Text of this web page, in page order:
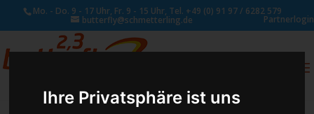
Ihre Privatsphäre ist uns
Mo. - Do. 9 - 17 Uhr, Fr. 9 - 15 Uhr, Tel. +49 (0) 91 97 / 6282 579
butterfly@schmetterling.de Partnerlogin